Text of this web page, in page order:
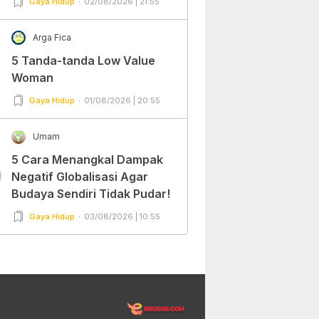
Arga Fica
5 Tanda-tanda Low Value
Woman
Gaya Hidup 01/08/2026 | 20:55
Umam
5 Cara Menangkal Dampak
Negatif Globalisasi Agar
Budaya Sendiri Tidak Pudar!
Gaya Hidup 03/08/2026 | 10:55